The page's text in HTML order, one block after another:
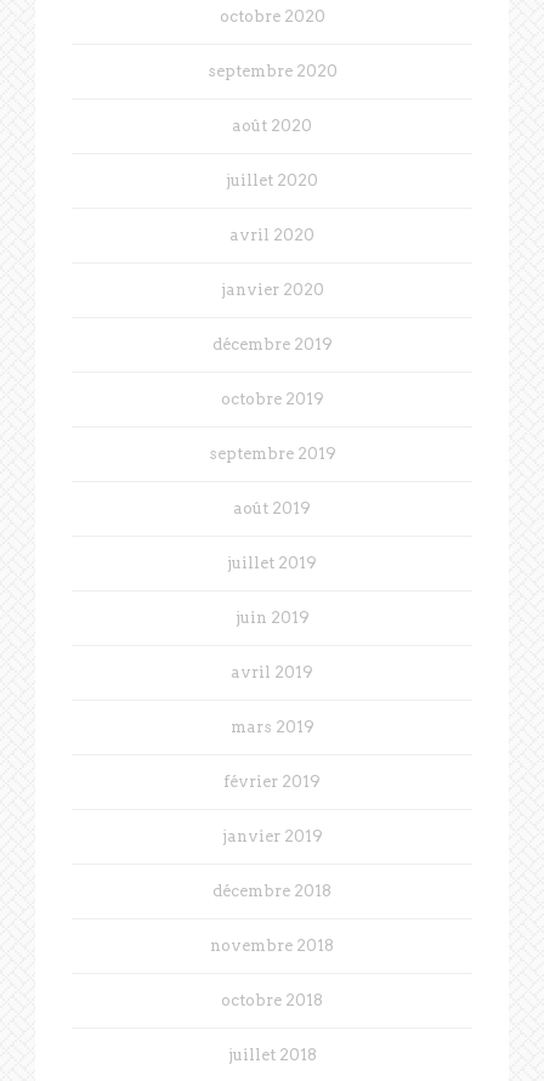
octobre 2020
septembre 2020
août 2020
juillet 2020
avril 2020
janvier 2020
décembre 2019
octobre 2019
septembre 2019
août 2019
juillet 2019
juin 2019
avril 2019
mars 2019
février 2019
janvier 2019
décembre 2018
novembre 2018
octobre 2018
juillet 2018